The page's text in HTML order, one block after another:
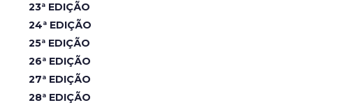
23ª EDIÇÃO
24ª EDIÇÃO
25ª EDIÇÃO
26ª EDIÇÃO
27ª EDIÇÃO
28ª EDIÇÃO